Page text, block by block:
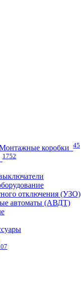
коробки
45
1752
отключения (УЗО)
автоматы (АВДТ)